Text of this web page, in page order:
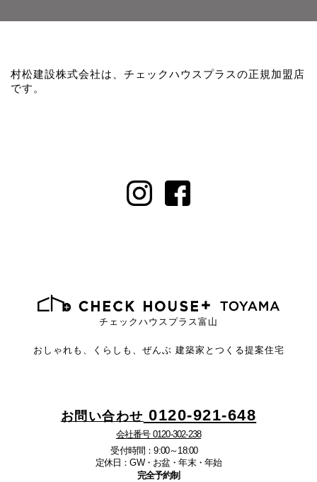
村松建設株式会社は、チェックハウスプラスの正規加盟店
です。
チェックハウスプラス富山
おしゃれも、くらしも、ぜんぶ 建築家とつくる提案住宅
お問い合わせ 0120-921-648
会社番号 0120-302-238
受付時間：9:00～18:00
定休日：GW・お盆・年末・年始
完全予約制